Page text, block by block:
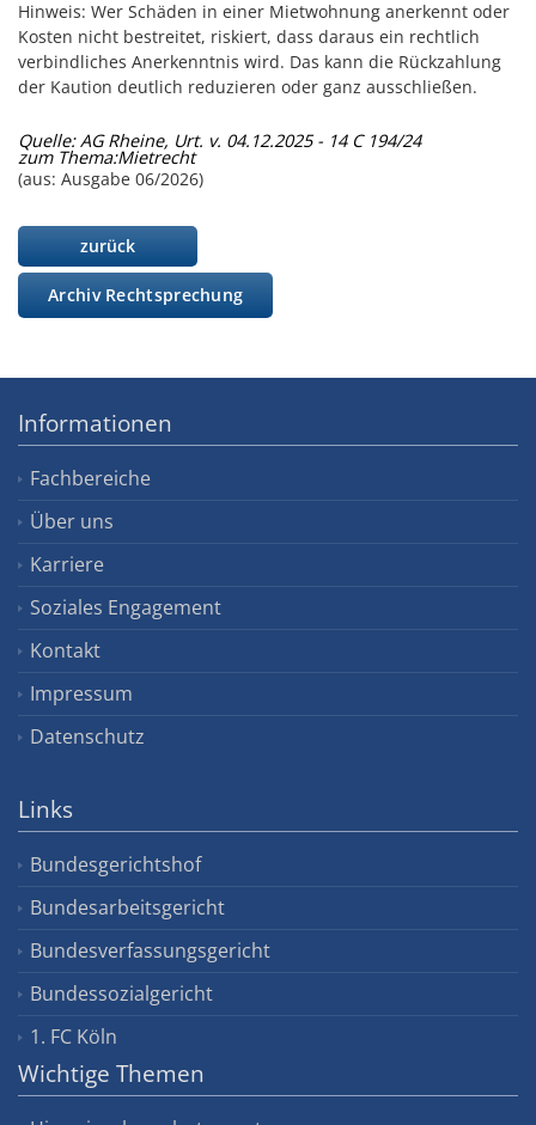
Hinweis: Wer Schäden in einer Mietwohnung anerkennt oder
Kosten nicht bestreitet, riskiert, dass daraus ein rechtlich
verbindliches Anerkenntnis wird. Das kann die Rückzahlung
der Kaution deutlich reduzieren oder ganz ausschließen.
Quelle: AG Rheine, Urt. v. 04.12.2025 - 14 C 194/24
zum Thema:Mietrecht
(aus: Ausgabe 06/2026)
zurück
Archiv Rechtsprechung
Informationen
Fachbereiche
Über uns
Karriere
Soziales Engagement
Kontakt
Impressum
Datenschutz
Links
Bundesgerichtshof
Bundesarbeitsgericht
Bundesverfassungsgericht
Bundessozialgericht
1. FC Köln
Wichtige Themen